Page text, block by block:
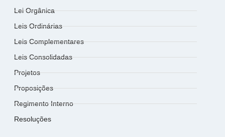
Lei Orgânica
Leis Ordinárias
Leis Complementares
Leis Consolidadas
Projetos
Proposições
Regimento Interno
Resoluções